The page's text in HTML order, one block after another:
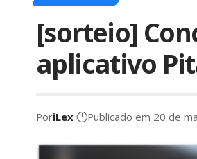
[sorteio]
aplicativo
PoriLex Publicado em 20 de